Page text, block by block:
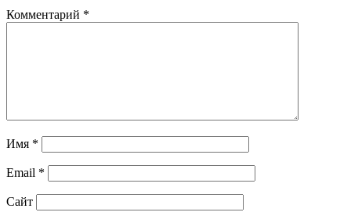
Комментарий *
Имя *
Email *
Сайт